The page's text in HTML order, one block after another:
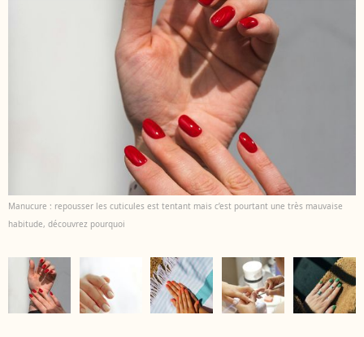
Manucure : repousser les cuticules est tentant mais c’est pourtant une très mauvaise
habitude, découvrez pourquoi